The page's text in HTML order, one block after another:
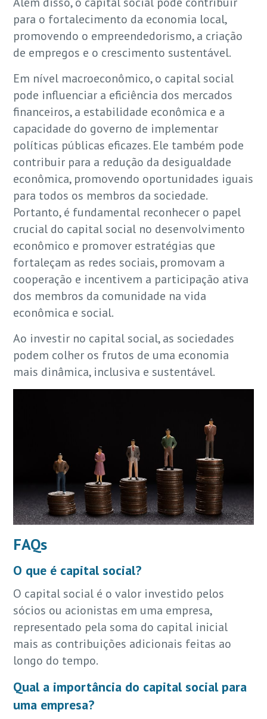
para o fortalecimento da economia local,
promovendo o empreendedorismo, a criação
de empregos e o crescimento sustentável.
Em nível macroeconômico, o capital social
pode influenciar a eficiência dos mercados
financeiros, a estabilidade econômica e a
capacidade do governo de implementar
políticas públicas eficazes. Ele também pode
contribuir para a redução da desigualdade
econômica, promovendo oportunidades iguais
para todos os membros da sociedade.
Portanto, é fundamental reconhecer o papel
crucial do capital social no desenvolvimento
econômico e promover estratégias que
fortaleçam as redes sociais, promovam a
cooperação e incentivem a participação ativa
dos membros da comunidade na vida
econômica e social.
Ao investir no capital social, as sociedades
podem colher os frutos de uma economia
mais dinâmica, inclusiva e sustentável.
FAQs
O que é capital social?
O capital social é o valor investido pelos
sócios ou acionistas em uma empresa,
representado pela soma do capital inicial
mais as contribuições adicionais feitas ao
longo do tempo.
Qual a importância do capital social para
uma empresa?